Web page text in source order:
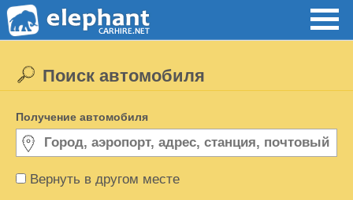
Вернуть в другом месте
Поиск автомобиля
Получение автомобиля